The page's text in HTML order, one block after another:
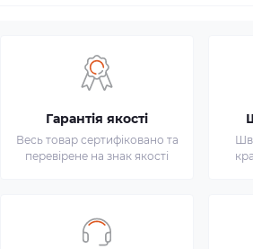
Гарантія якості
Весь товар сертифіковано та
перевірене на знак якості